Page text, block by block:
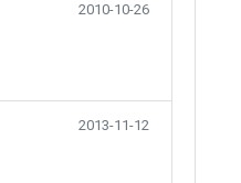
2010-10-26
2013-11-12